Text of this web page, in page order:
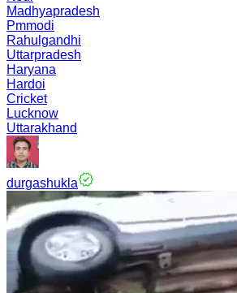
Madhyapradesh
Pmmodi
Rahulgandhi
Uttarpradesh
Haryana
Hardoi
Cricket
Lucknow
Uttarakhand
durgashukla